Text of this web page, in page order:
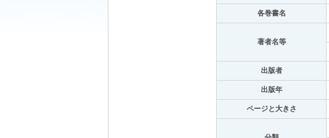
各巻書名
著者名等
出版者
出版年
ページと大きさ